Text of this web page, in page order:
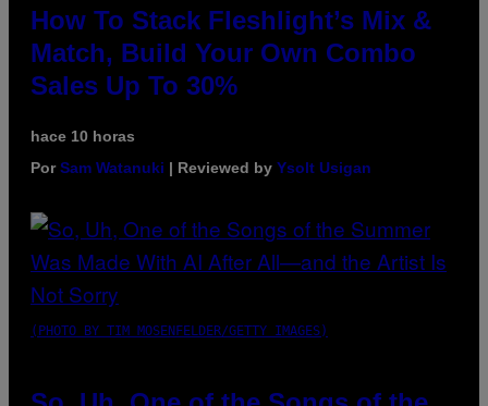
How To Stack Fleshlight’s Mix &
Match, Build Your Own Combo
Sales Up To 30%
hace 10 horas
PorSam Watanuki | Reviewed by Ysolt Usigan
(PHOTO BY TIM MOSENFELDER/GETTY IMAGES)